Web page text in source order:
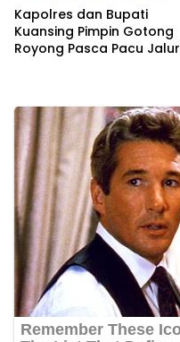
Kapolres dan Bupati
Kuansing Pimpin Gotong
Royong Pasca Pacu Jalur